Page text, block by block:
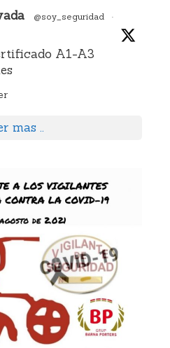
@soy_seguridad
·
A1-A3
mas ..